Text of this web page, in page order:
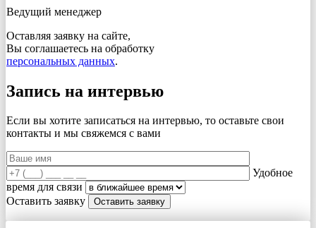
Ведущий менеджер
Оставляя заявку на сайте,
Вы соглашаетесь на обработку
персональных данных.
Запись на интервью
Если вы хотите записаться на интервью, то оставьте свои
контакты и мы свяжемся с вами
Удобное
время для связи
Оставить заявку